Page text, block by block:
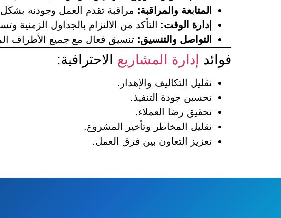
المتابعة والمراقبة: مراقبة تقدم العمل وجودته
إدارة الوقت: التأكد من الالتزام بالجداول
التواصل والتنسيق: تنسيق فعال مع جميع الأطراف
فوائد إدارة المشاريع الاحترافية:
تقليل التكاليف والإهدار.
تحسين جودة التنفيذ.
تحقيق رضا العملاء.
تقليل المخاطر وتأخير المشروع.
تعزيز التعاون بين فرق العمل.